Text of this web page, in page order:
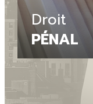
Droit
PÉNAL
Garde à vue,
assistance des
accompagne